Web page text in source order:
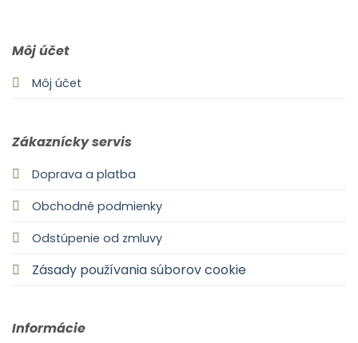
Môj účet
Môj účet
Zákaznícky servis
Doprava a platba
Obchodné podmienky
Odstúpenie od zmluvy
Zásady používania súborov cookie
Informácie